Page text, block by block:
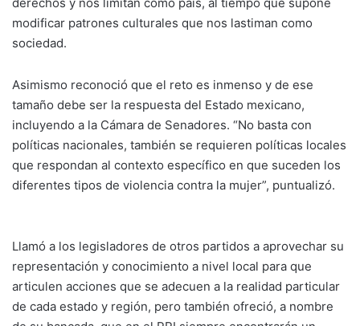
modificar patrones culturales que nos lastiman como
sociedad.
Asimismo reconoció que el reto es inmenso y de ese
tamaño debe ser la respuesta del Estado mexicano,
incluyendo a la Cámara de Senadores. “No basta con
políticas nacionales, también se requieren políticas locales
que respondan al contexto específico en que suceden los
diferentes tipos de violencia contra la mujer”, puntualizó.
Llamó a los legisladores de otros partidos a aprovechar su
representación y conocimiento a nivel local para que
articulen acciones que se adecuen a la realidad particular
de cada estado y región, pero también ofreció, a nombre